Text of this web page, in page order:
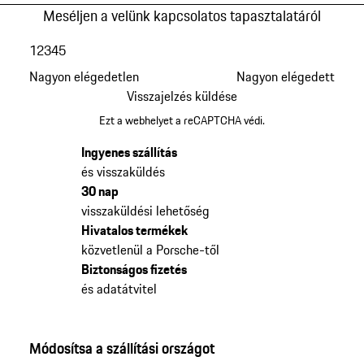
Meséljen a velünk kapcsolatos tapasztalatáról
Nagyon elégedetlen
12345
Nagyon elégedett
Visszajelzés küldése
Ezt a webhelyet a reCAPTCHA védi.
Ingyenes szállítás
és visszaküldés
30 nap
visszaküldési lehetőség
Hivatalos termékek
közvetlenül a Porsche-től
Biztonságos fizetés
és adatátvitel
Módosítsa a szállítási országot